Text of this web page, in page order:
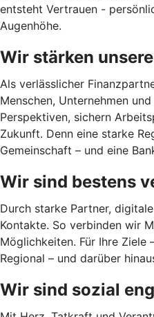
entsteht Vertrauen -
Augenhöhe.
Wir stärken
Als verlässlicher
Menschen, Unternehmen
Perspektiven, sichern
Zukunft. Denn eine starke
Gemeinschaft – und eine
Wir sind bestens
Durch starke Partner,
Kontakte. So verbinden wir
Möglichkeiten. Für Ihre Ziele
Regional – und darüber
Wir sind sozial